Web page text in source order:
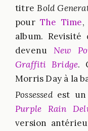
titreBold
pour The Time,
album.
devenu New
Graffiti Bridge.
Morris Day à la
Possessedest un
Purple Rain
version